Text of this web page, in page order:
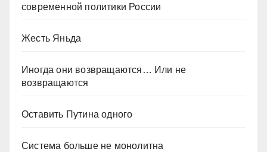
современной политики России
Жесть Яньда
Иногда они возвращаются… Или не
возвращаются
Оставить Путина одного
Система больше не монолитна